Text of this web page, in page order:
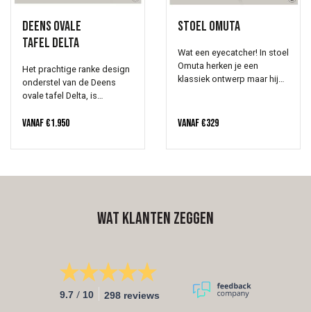
Deens ovale
tafel Delta
Het prachtige ranke design
onderstel van de Deens
ovale tafel Delta, is
Het metaal loopt van breed
onderstel zelf. Hierdoor
spel onder de tafel.
Vanaf€1.950
Stoel Omuta
Wat een eyecatcher! In stoel
Omuta herken je een
klassiek ontwerp maar hij
De bekleding van deze
Vanaf€329
Wat klanten zeggen
9.7 / 10 298 reviews